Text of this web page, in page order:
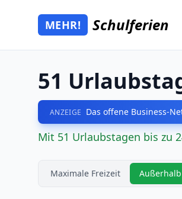
Zum Hauptinhalt springen
Mehr Schulferien
MEHR! Schulferien
51
ANZEIGE Das offene Business-
Mit 51 Urlaubstagen bis zu
Maximale Freizeit